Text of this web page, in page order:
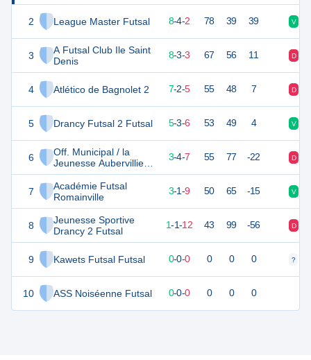
2 League Master Futsal
3
A Futsal Club Ile Saint
Denis
4 Atlético de Bagnolet 2
5 Drancy Futsal 2 Futsal
6
Off. Municipal / la
Jeunesse Aubervilliers
2 Futsal
7
Académie Futsal
Romainville
8
Jeunesse Sportive
Drancy 2 Futsal
9 Kawets Futsal Futsal
10 ASS Noiséenne Futsal
28 14 8-4-2 78 39 39 V
27 14 8-3-3 67 56 11 D
21 14 7-2-5 55 48 7 D
17 14 5-3-6 53 49 4 V
13 3-4-7 55 77 -22 D
9 3-1-9 50 65 -15 V
4 1-1-12 43 99 -56 D
0 0-0-0 0 0 0 ?
0 0 0-0-0 0 0 0